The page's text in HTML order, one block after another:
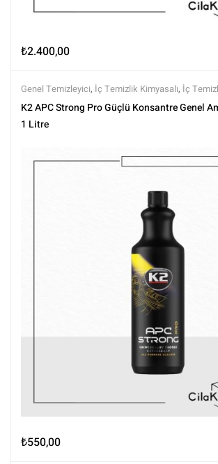
₺2.400,00
Genel Temizleyici, İç Temizlik Kimyasalı, İç
Kimyasalar,Markalar,Tüm Ürünler,Tüm Ürünler
K2 APC Strong Pro Güçlü Konsantre Genel
1 Litre
₺550,00